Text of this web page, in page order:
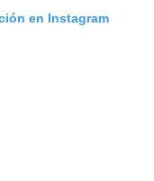
en Instagram